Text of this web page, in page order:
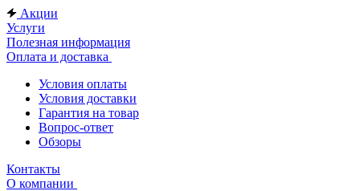
Акции
Услуги
Полезная информация
Оплата и доставка
Условия оплаты
Условия доставки
Гарантия на товар
Вопрос-ответ
Обзоры
Контакты
О компании